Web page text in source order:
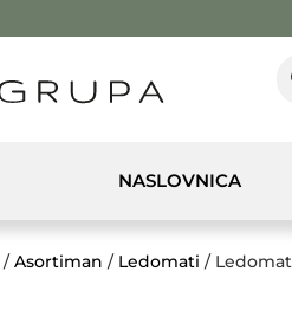
NASLOVNICA
/Asortiman / Ledomati /